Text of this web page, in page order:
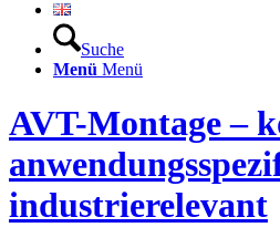
Suche
Menü Menü
AVT-Montage –
industrierelevant